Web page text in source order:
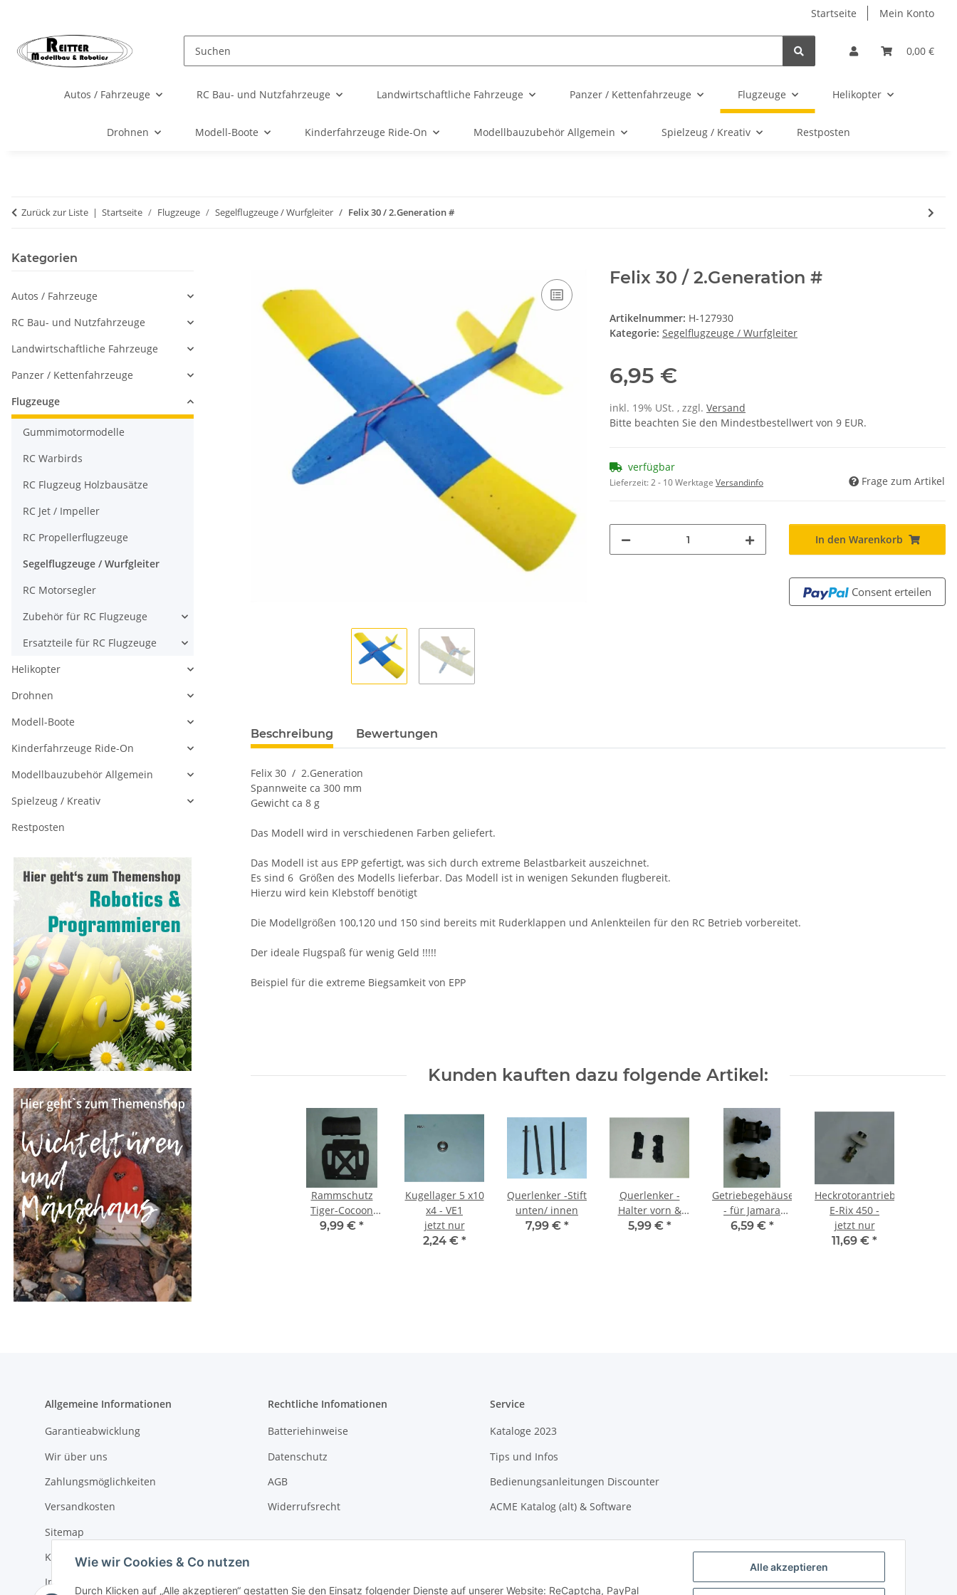
Alle akzeptieren
Wie wir Cookies & Co nutzen
Durch Klicken auf „Alle akzeptieren“ gestatten Sie den Einsatz folgender Dienste auf unserer Website: ReCaptcha, PayPal
Startseite Mein Konto
0,00 €
Autos / Fahrzeuge RC Bau- und Nutzfahrzeuge Landwirtschaftliche Fahrzeuge Panzer / Kettenfahrzeuge Flugzeuge Helikopter
Drohnen Modell-Boote Kinderfahrzeuge Ride-On Modellbauzubehör Allgemein Spielzeug / Kreativ Restposten
Zurück zur Liste Startseite Flugzeuge Segelflugzeuge / Wurfgleiter Felix 30 / 2.Generation #
Felix 30 / 2.Generation #
Artikelnummer: H-127930
Kategorie: Segelflugzeuge / Wurfgleiter
6,95 €
inkl. 19% USt. , zzgl. Versand
Bitte beachten Sie den Mindestbestellwert von 9 EUR.
verfügbar
Lieferzeit:2 - 10 Werktage Versandinfo Frage zum Artikel
In den Warenkorb
Consent erteilen
Beschreibung Bewertungen
Felix 30 / 2.Generation
Spannweite ca 300 mm
Gewicht ca 8 g
Das Modell wird in verschiedenen Farben geliefert.
Das Modell ist aus EPP gefertigt, was sich durch extreme Belastbarkeit auszeichnet.
Es sind 6 Größen des Modells lieferbar. Das Modell ist in wenigen Sekunden flugbereit.
Hierzu wird kein Klebstoff benötigt
Die Modellgrößen 100,120 und 150 sind bereits mit Ruderklappen und Anlenkteilen für den RC Betrieb vorbereitet.
Der ideale Flugspaß für wenig Geld !!!!!
Beispiel für die extreme Biegsamkeit von EPP
Kunden kauften dazu folgende Artikel:
Rammschutz
Tiger-Cocoon
vorne / hinten
9,99 € *
Kugellager 5 x10
x4 - VE1
jetzt nur
2,24 € *
Querlenker -Stift
unten/ innen
7,99 € *
Querlenker -
Halter vorn &
hinten -
5,99 € *
Getriebegehäuse
- für Jamara
1:10er
6,59 € *
Heckrotorantriebswelle
E-Rix 450 -
jetzt nur
11,69 € *
Kategorien
Autos / Fahrzeuge
RC Bau- und Nutzfahrzeuge
Landwirtschaftliche Fahrzeuge
Panzer / Kettenfahrzeuge
Flugzeuge
Gummimotormodelle
RC Warbirds
RC Flugzeug Holzbausätze
RC Jet / Impeller
RC Propellerflugzeuge
Segelflugzeuge / Wurfgleiter
RC Motorsegler
Zubehör für RC Flugzeuge
Ersatzteile für RC Flugzeuge
Helikopter
Drohnen
Modell-Boote
Kinderfahrzeuge Ride-On
Modellbauzubehör Allgemein
Spielzeug / Kreativ
Restposten
Allgemeine Informationen
Garantieabwicklung
Wir über uns
Zahlungsmöglichkeiten
Versandkosten
Sitemap
Kontakt
Impressum
Rechtliche Infomationen
Batteriehinweise
Datenschutz
AGB
Widerrufsrecht
Service
Kataloge 2023
Tips und Infos
Bedienungsanleitungen Discounter
ACME Katalog (alt) & Software